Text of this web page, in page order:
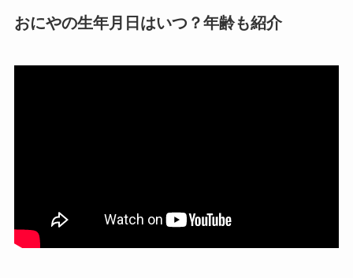
おにやの生年月日はいつ？年齢も紹介